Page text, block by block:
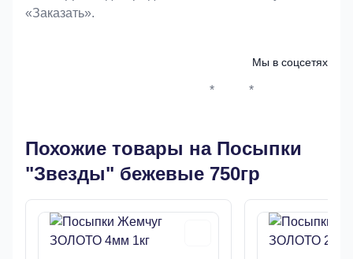
«Заказать».
Мы в соцсетях
* *
Похожие товары на Посыпки
"Звезды" бежевые 750гр